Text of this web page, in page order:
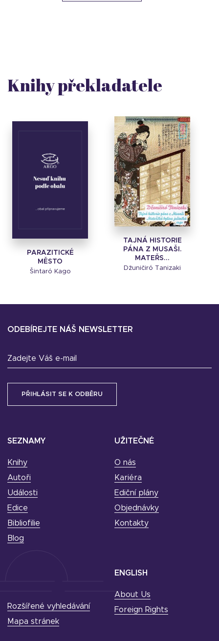
Knihy překladatele
PARAZITICKÉ
MĚSTO
Šintaró Kago
TAJNÁ HISTORIE
PÁNA Z MUSAŠI.
MATEŘS...
Džuničiró Tanizaki
SEZNAMY
Knihy
Autoři
Události
Edice
Bibliofilie
Blog
UŽITEČNÉ
O nás
Kariéra
Ediční plány
Objednávky
Kontakty
ODEBÍREJTE NÁŠ NEWSLETTER
Zadejte Váš e-mail
ENGLISH
About Us
Foreign Rights
Rozšířené vyhledávání
Mapa stránek